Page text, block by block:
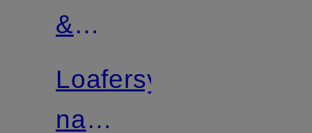
&
SCHMENGER
Loafersy
na